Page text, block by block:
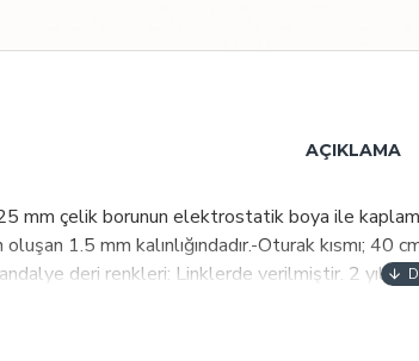
AÇIKLAMA
çelik borunun elektrostatik boya ile
1.5 mm kalınlığındadır.-Oturak kısmı;
deri renkleri: Linklerde verilmiştir. 2 yıl